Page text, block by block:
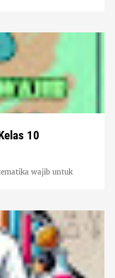
10
wajib untuk